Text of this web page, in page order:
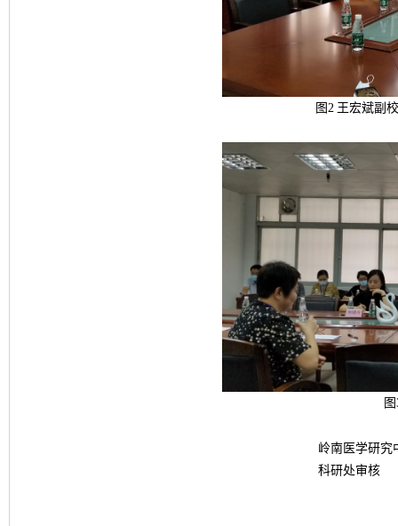
图 2 王宏斌副
图
岭南医学研究
科研处审核